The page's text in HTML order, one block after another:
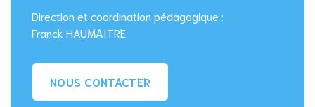
Direction et coordination pédagogique :
Franck HAUMAITRE
NOUS CONTACTER